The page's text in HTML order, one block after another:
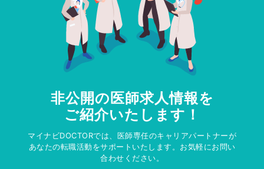
非公開の医師求人情報を
ご紹介いたします！
マイナビDOCTORでは、医師専任のキャリアパートナーが
あなたの転職活動をサポートいたします。お気軽にお問い
合わせください。